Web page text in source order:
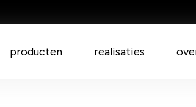
producten realisaties